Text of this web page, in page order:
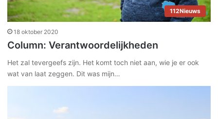
112Nieuws
18 oktober 2020
Column: Verantwoordelijkheden
Het zal tevergeefs zijn. Het komt toch niet aan, wie je er ook
wat van laat zeggen. Dit was mijn…